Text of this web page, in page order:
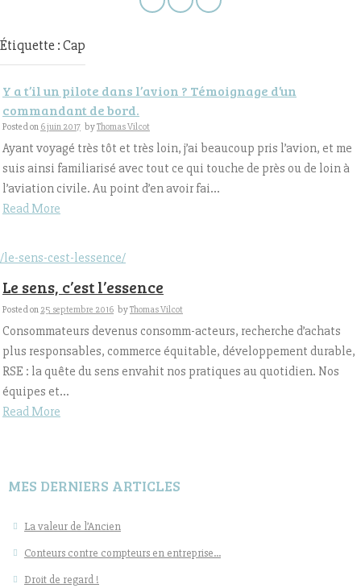
Étiquette : Cap
Y a t’il un pilote dans l’avion ? Témoignage d’un
commandant de bord.
Posted on 6 juin 2017 byThomas Vilcot
Ayant voyagé très tôt et très loin, j’ai beaucoup pris l’avion, et me
suis ainsi familiarisé avec tout ce qui touche de près ou de loin à
l’aviation civile. Au point d’en avoir fai...
Read More
/le-sens-cest-lessence/
Le sens, c’est l’essence
Posted on 25 septembre 2016 byThomas Vilcot
Consommateurs devenus consomm-acteurs, recherche d’achats
plus responsables, commerce équitable, développement durable,
RSE : la quête du sens envahit nos pratiques au quotidien. Nos
équipes et...
Read More
MES DERNIERS ARTICLES
La valeur de l’Ancien
Conteurs contre compteurs en entreprise…
Droit de regard !